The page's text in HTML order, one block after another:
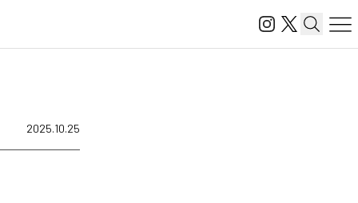
2025.10.25